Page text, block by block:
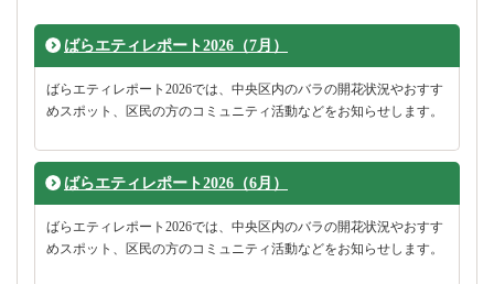
ばらエティレポート2026（7月）
ばらエティレポート2026では、中央区内のバラの開花状況やおすす
めスポット、区民の方のコミュニティ活動などをお知らせします。
ばらエティレポート2026（6月）
ばらエティレポート2026では、中央区内のバラの開花状況やおすす
めスポット、区民の方のコミュニティ活動などをお知らせします。